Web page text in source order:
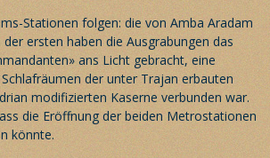
Stationen folgen: die von Amba Aradam
ersten haben die Ausgrabungen das
ans Licht gebracht, eine
der unter Trajan erbauten
modifizierten Kaserne verbunden war.
die Eröffnung der beiden Metrostationen
könnte.